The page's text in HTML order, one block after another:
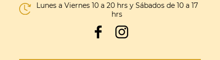
Lunes a Viernes 10 a 20 hrs y Sábados de 10 a 17
hrs